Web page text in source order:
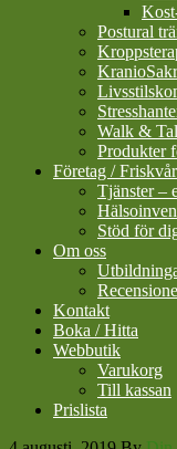
Postural
Walk &
Produkter
Företag /
Tjänster –
Stöd för
Om oss
Kontakt
Boka / Hitta
Webbutik
Varukorg
Till kassan
Prislista